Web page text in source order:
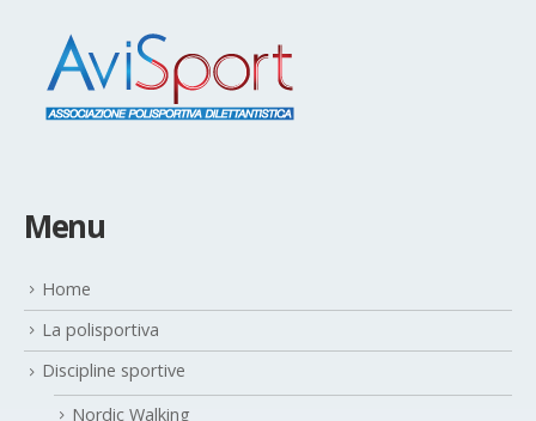
Home
La polisportiva
Discipline sportive